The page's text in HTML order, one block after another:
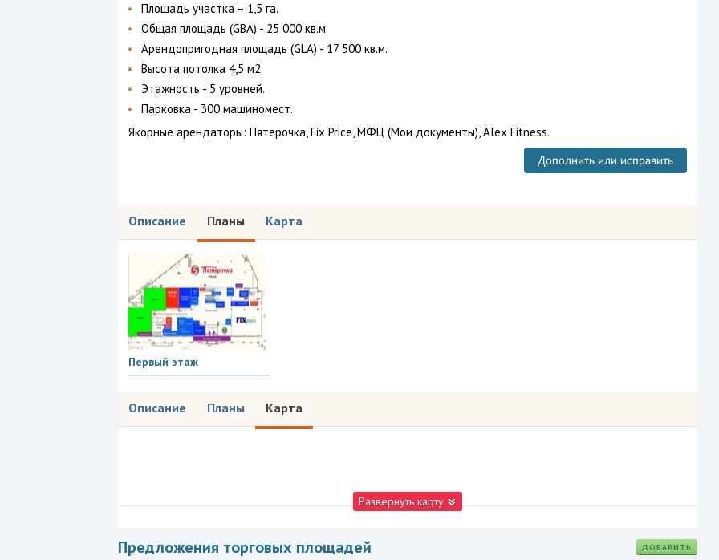
Площадь участка – 1,5 га.
Общая площадь (GBA) - 25 000 кв.м.
Арендопригодная площадь (GLA) - 17 500 кв.м.
Высота потолка 4,5 м2.
Этажность - 5 уровней.
Парковка - 300 машиномест.
Якорные арендаторы: Пятерочка, Fix Price, МФЦ (Мои документы), Alex Fitness.
Дополнить или исправить
Описание Планы Карта
Первый этаж
Описание Планы Карта
Развернуть карту
ДОБАВИТЬ
Предложения торговых площадей